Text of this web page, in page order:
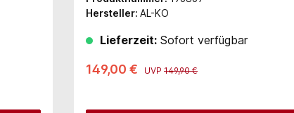
Hersteller: AL-KO
Lieferzeit: Sofort verfügbar
149,00 € UVP 149,90 €